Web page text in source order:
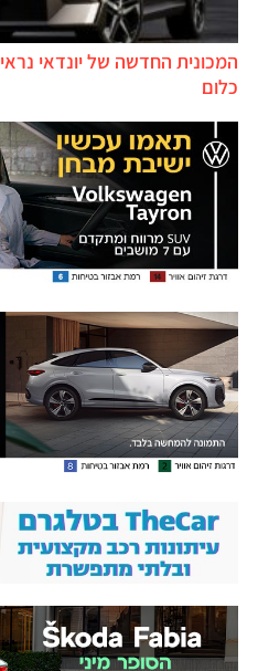
המכונית החדשה של יונדאי
כלום